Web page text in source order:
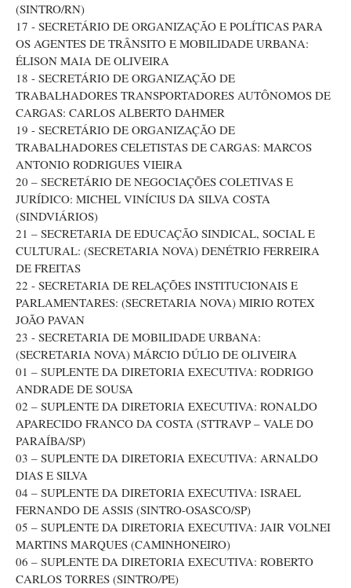
(SINTRO/RN)
17 - SECRETÁRIO DE ORGANIZAÇÃO E POLÍTICAS PARA
OS AGENTES DE TRÂNSITO E MOBILIDADE URBANA:
ÉLISON MAIA DE OLIVEIRA
18 - SECRETÁRIO DE ORGANIZAÇÃO DE
TRABALHADORES TRANSPORTADORES AUTÔNOMOS DE
CARGAS: CARLOS ALBERTO DAHMER
19 - SECRETÁRIO DE ORGANIZAÇÃO DE
TRABALHADORES CELETISTAS DE CARGAS: MARCOS
ANTONIO RODRIGUES VIEIRA
20 – SECRETÁRIO DE NEGOCIAÇÕES COLETIVAS E
JURÍDICO: MICHEL VINÍCIUS DA SILVA COSTA
(SINDVIÁRIOS)
21 – SECRETARIA DE EDUCAÇÃO SINDICAL, SOCIAL E
CULTURAL: (SECRETARIA NOVA) DENÉTRIO FERREIRA
DE FREITAS
22 - SECRETARIA DE RELAÇÕES INSTITUCIONAIS E
PARLAMENTARES: (SECRETARIA NOVA) MIRIO ROTEX
JOÃO PAVAN
23 - SECRETARIA DE MOBILIDADE URBANA:
(SECRETARIA NOVA) MÁRCIO DÚLIO DE OLIVEIRA
01 – SUPLENTE DA DIRETORIA EXECUTIVA: RODRIGO
ANDRADE DE SOUSA
02 – SUPLENTE DA DIRETORIA EXECUTIVA: RONALDO
APARECIDO FRANCO DA COSTA (STTRAVP – VALE DO
PARAÍBA/SP)
03 – SUPLENTE DA DIRETORIA EXECUTIVA: ARNALDO
DIAS E SILVA
04 – SUPLENTE DA DIRETORIA EXECUTIVA: ISRAEL
FERNANDO DE ASSIS (SINTRO-OSASCO/SP)
05 – SUPLENTE DA DIRETORIA EXECUTIVA: JAIR VOLNEI
MARTINS MARQUES (CAMINHONEIRO)
06 – SUPLENTE DA DIRETORIA EXECUTIVA: ROBERTO
CARLOS TORRES (SINTRO/PE)